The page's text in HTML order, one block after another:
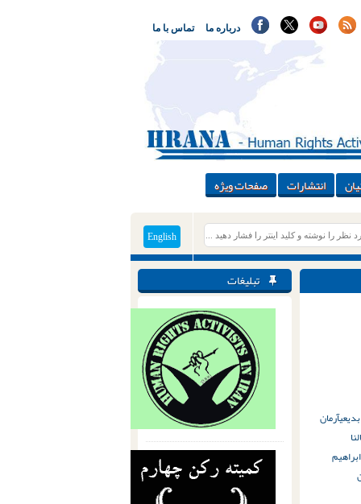
تماس با ما درباره ما
انتشارات صفحات ویژه
English
تبلیغات
آرمان
ابراهیم